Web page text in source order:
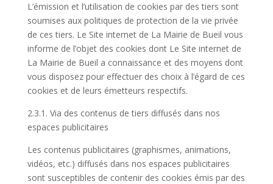
L’émission et l’utilisation de cookies par des tiers sont
soumises aux politiques de protection de la vie privée
de ces tiers. Le Site internet de La Mairie de Bueil vous
informe de l’objet des cookies dont Le Site internet de
La Mairie de Bueil a connaissance et des moyens dont
vous disposez pour effectuer des choix à l’égard de ces
cookies et de leurs émetteurs respectifs.
2.3.1. Via des contenus de tiers diffusés dans nos
espaces publicitaires
Les contenus publicitaires (graphismes, animations,
vidéos, etc.) diffusés dans nos espaces publicitaires
sont susceptibles de contenir des cookies émis par des